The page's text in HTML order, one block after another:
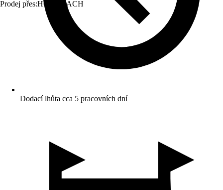
Prodej přes:HORNBACH
Dodací lhůta cca 5 pracovních dní